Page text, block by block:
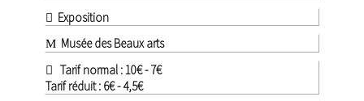
Exposition
Musée des Beaux arts
Tarif normal : 10€ - 7€
Tarif réduit : 6€ - 4,5€